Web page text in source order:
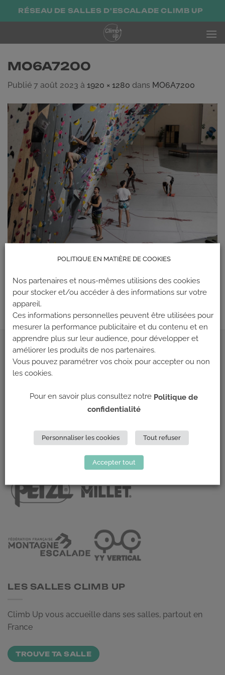
PasserRÉSEAU DE SALLES D'ESCALADE CLIMB UP
MO6A7200
Publié 7 août 2023 à 1920 × 1280 dans MO6A7200
←Précédent
Suivant→
ADRESSE
Climb Up (Siège social)
148 Avenue Jean Jaurès
NOUS CONTACTER
LES PARTENAIRES
LES SALLES CLIMB UP
Climb Up vous accueille dans ses salles, partout en
France
TROUVE TA SALLE
POLITIQUE EN MATIÈRE DE COOKIES
Nos partenaires et nous-mêmes utilisions des cookies
pour stocker et/ou accéder à des informations sur votre
appareil.
Ces informations personnelles peuvent être utilisées pour
mesurer la performance publicitaire et du contenu et en
apprendre plus sur leur audience, pour développer et
améliorer les produits de nos partenaires.
Vous pouvez paramétrer vos choix pour accepter ou non
les cookies.
Pour en savoir plus consultez notre Politique de
confidentialité
Personnaliser les cookies Tout refuser
Accepter tout